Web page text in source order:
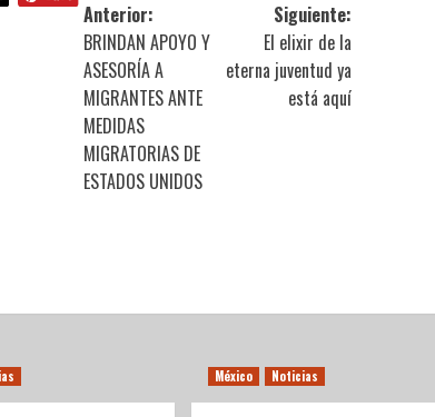
Anterior:
BRINDAN APOYO Y
ASESORÍA A
MIGRANTES ANTE
MEDIDAS
MIGRATORIAS DE
ESTADOS UNIDOS
Siguiente:
El elixir de la
eterna juventud ya
está aquí
México Noticias